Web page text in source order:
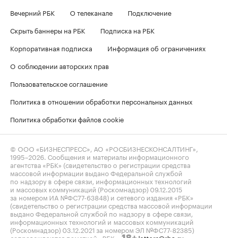
Вечерний РБК
О телеканале
Подключение
Скрыть баннеры на РБК
Подписка на РБК
Корпоративная подписка
Информация об ограничениях
О соблюдении авторских прав
Пользовательское соглашение
Политика в отношении обработки персональных данных
Политика обработки файлов cookie
© ООО «БИЗНЕСПРЕСС», АО «РОСБИЗНЕСКОНСАЛТИНГ»,
1995–2026 . Сообщения и материалы информационного
агентства «РБК» (свидетельство о регистрации средства
массовой информации выдано Федеральной службой
по надзору в сфере связи, информационных технологий
и массовых коммуникаций (Роскомнадзор) 09.12.2015
за номером ИА №ФС77-63848) и сетевого издания «РБК»
(свидетельство о регистрации средства массовой информации
выдано Федеральной службой по надзору в сфере связи,
информационных технологий и массовых коммуникаций
(Роскомнадзор) 03.12.2021 за номером ЭЛ №ФС77-82385)